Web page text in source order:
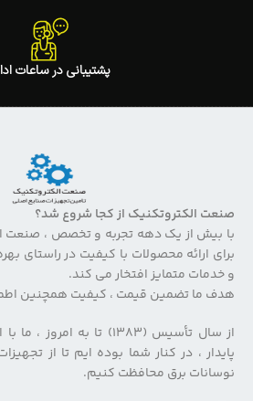
پشتیبانی در ساعات
صنعت الکتروتکنیک از کجا شروع شد؟
با بیش از یک دهه تجربه و تخصص ، صنعت
برای ارائه محصولات با کیفیت در راستای
و خدمات متمایز افتخار می کند.
هدف ما تضمین قیمت ، کیفیت همچنین
از سال تأسیس (۱۳۸۳) تا به
پایدار ، در کنار شما بوده ایم تا از
نوسانات برق محافظت کنیم.